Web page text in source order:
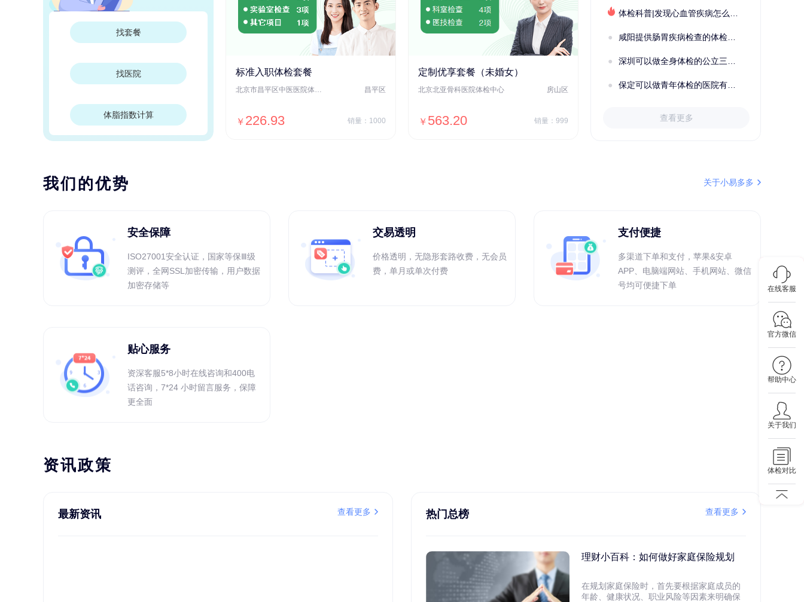
购买了固本堂阿胶糕传统口味400g
找套餐
找医院
体脂指数计算
标准入职体检套餐
北京市昌平区中医医院体检中心 昌平区
￥ 226.93 销量：1000
定制优享套餐（未婚女）
北京北亚骨科医院体检中心 房山区
￥ 563.20 销量：999
秦皇岛市第一医院体检中心 北戴河区
体检科普|发现心血管疾病怎么办？
咸阳提供肠胃疾病检查的体检套餐有哪些？体检机构有哪些选择？如何预约？
深圳可以做全身体检的公立三甲医院及体检套餐汇总
保定可以做青年体检的医院有哪些？有哪些套餐可以选择？
查看更多
我们的优势 关于小易多多
安全保障
ISO27001安全认证，国家等保Ⅲ级
测评，全网SSL加密传输，用户数据
加密存储等
交易透明
价格透明，无隐形套路收费，无会员
费，单月或单次付费
支付便捷
多渠道下单和支付，苹果&安卓
APP、电脑端网站、手机网站、微信
号均可便捷下单
贴心服务
资深客服5*8小时在线咨询和400电
话咨询，7*24 小时留言服务，保障
更全面
资讯政策
最新资讯 查看更多 热门总榜 查看更多
理财小百科：如何做好家庭保险规划
在规划家庭保险时，首先要根据家庭成员的
年龄、健康状况、职业风险等因素来明确保
在线客服
官方微信
帮助中心
关于我们
体检对比